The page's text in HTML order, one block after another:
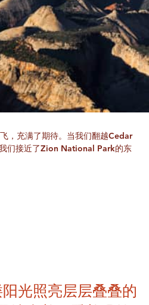
，充满了期待。当我们翻越Cedar
们接近了Zion National Park的东
光照亮层层叠叠的